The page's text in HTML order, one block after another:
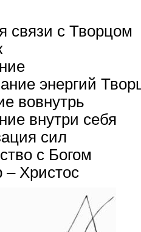
связи с Творцом
энергий
вовнутрь
внутри себя
сил
с Богом
Христос